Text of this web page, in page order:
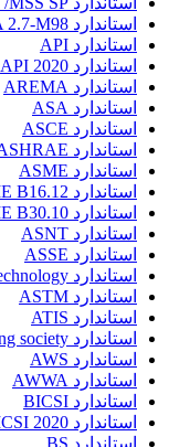
استاندارد ANSI Z21.17 CSA 2.7-M98
استاندارد API
استاندارد API 2020
استاندارد AREMA
استاندارد ASA
استاندارد ASCE
استاندارد ASHRAE
استاندارد ASME
استاندارد ASME B16.12
استاندارد ASME B30.10
استاندارد ASNT
استاندارد ASSE
استاندارد Association for Iron Steel Technology
استاندارد ASTM
استاندارد ATIS
استاندارد Audio Engineering society
استاندارد AWS
استاندارد AWWA
استاندارد BICSI
استاندارد BICSI 2020
استاندارد BS